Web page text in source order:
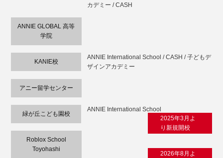
カデミー / CASH
ANNIE GLOBAL 高等
学院
KANIE校
ANNIE International School / CASH / 子どもデ
ザインアカデミー
アニー留学センター
緑が丘こども園校
ANNIE International School
2025年3月よ
り新規開校
Roblox School
Toyohashi
2026年8月よ